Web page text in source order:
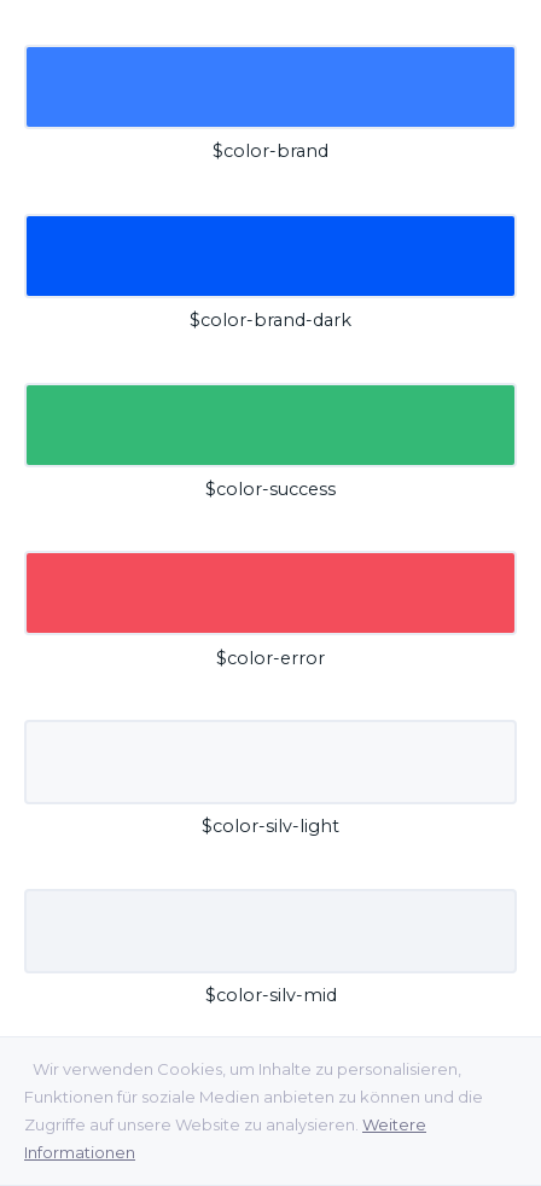
Wir verwenden Cookies, um Inhalte zu personalisieren,
Funktionen für soziale Medien anbieten zu können und die
Zugriffe auf unsere Website zu analysieren. Weitere
Informationen
$color-brand
$color-brand-dark
$color-success
$color-error
$color-silv-light
$color-silv-mid